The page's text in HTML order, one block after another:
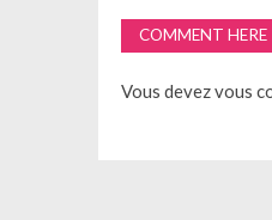
v
i
COMMENT HERE
Vous devezvous